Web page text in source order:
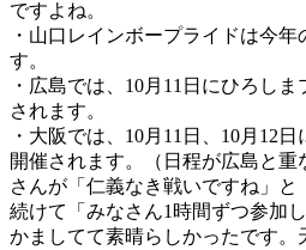
ですよね。
・山口レインボープライドは今
す。
・広島では、10月11日にひろし
されます。
・大阪では、10月11日、10月12
開催されます。（日程が広島と重
さんが「仁義なき戦いですね」
続けて「みなさん1時間ずつ参加
かましてて素晴らしかったです。